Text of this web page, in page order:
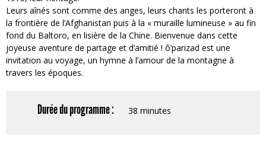
Leurs aînés sont comme des anges, leurs chants les porteront à
la frontière de l’Afghanistan puis à la « muraille lumineuse » au fin
fond du Baltoro, en lisière de la Chine. Bienvenue dans cette
joyeuse aventure de partage et d’amitié ! ô’parizad est une
invitation au voyage, un hymne à l’amour de la montagne à
travers les époques.
Durée du programme : 38 minutes